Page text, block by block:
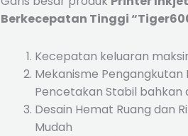
Berkecepatan Tinggi
Kecepatan keluaran
Mekanisme
Pencetakan Stabil bahkan
Desain Hemat Ruang dan
Mudah